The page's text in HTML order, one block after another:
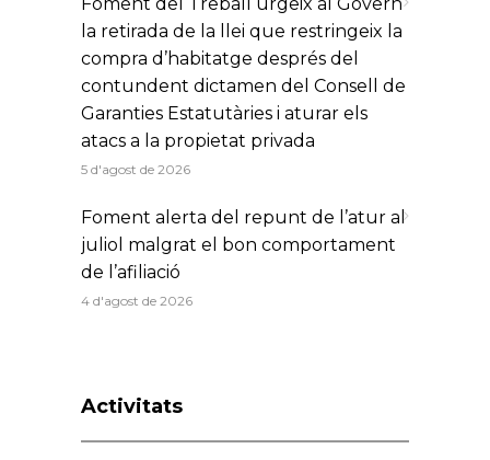
la retirada de la llei que restringeix la
compra d’habitatge després del
contundent dictamen del Consell de
Garanties Estatutàries i aturar els
atacs a la propietat privada
5 d'agost de 2026
Foment alerta del repunt de l’atur al
juliol malgrat el bon comportament
de l’afiliació
4 d'agost de 2026
Activitats